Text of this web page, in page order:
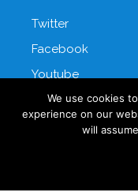
Twitter
Facebook
Youtube
LinkedIn
© 2026 SOCIÉTÉ
We use cookies
experience on our
will